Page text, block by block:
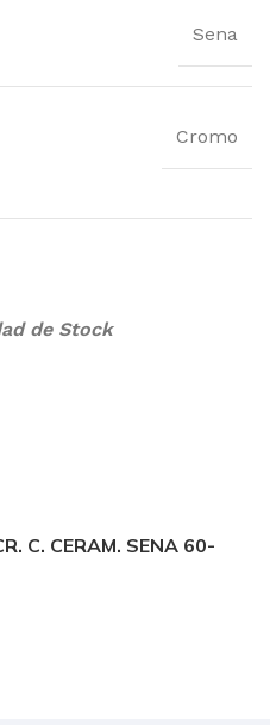
Sena
Cromo
de Stock
C. CERAM. SENA 60-